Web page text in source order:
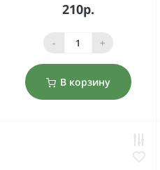
210р.
- +
В корзину